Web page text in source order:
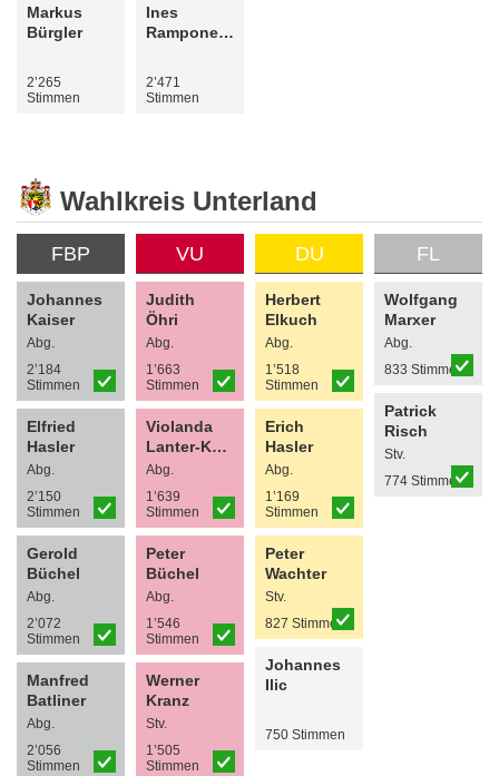
Markus
Bürgler
2’265
Stimmen
Ines
Rampone-Wanger
2’471
Stimmen
Wahlkreis Unterland
FBP
Johannes
Kaiser
Abg.
2’184
Stimmen
Elfried
Hasler
Abg.
2’150
Stimmen
Gerold
Büchel
Abg.
2’072
Stimmen
Manfred
Batliner
Abg.
2’056
Stimmen
VU
Judith
Öhri
Abg.
1’663
Stimmen
Violanda
Lanter-Koller
Abg.
1’639
Stimmen
Peter
Büchel
Abg.
1’546
Stimmen
Werner
Kranz
Stv.
1’505
Stimmen
DU
Herbert
Elkuch
Abg.
1’518
Stimmen
Erich
Hasler
Abg.
1’169
Stimmen
Peter
Wachter
Stv.
827 Stimmen
Johannes
Ilic
750 Stimmen
FL
Wolfgang
Marxer
Abg.
833 Stimmen
Patrick
Risch
Stv.
774 Stimmen